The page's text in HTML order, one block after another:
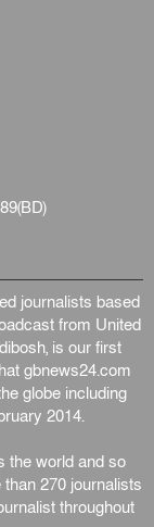
journalists based
from United
is our first
gbnews24.com
globe including
2014.
the world and so
270 journalists
throughout